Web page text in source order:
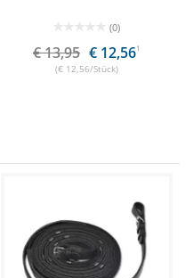
(0)
€ 13,95 € 12,561
(€ 12,56/Stück)